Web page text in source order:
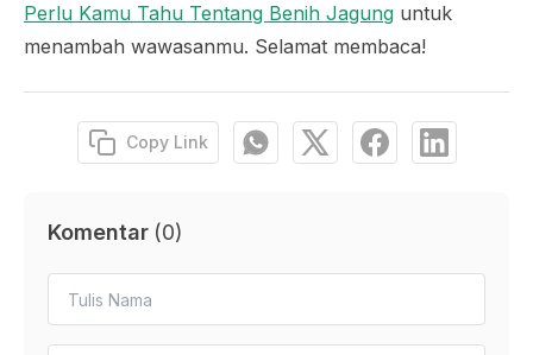
Perlu Kamu Tahu Tentang Benih Jagung untuk
menambah wawasanmu. Selamat membaca!
Copy Link
Komentar (0)